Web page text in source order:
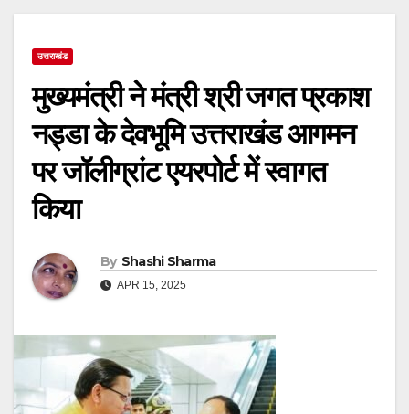
उत्तराखंड
मुख्यमंत्री ने मंत्री श्री जगत प्रकाश
नड्डा के देवभूमि उत्तराखंड आगमन
पर जॉलीग्रांट एयरपोर्ट में स्वागत
किया
By Shashi Sharma
APR 15, 2025